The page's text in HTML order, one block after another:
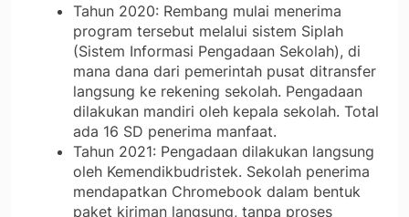
Tahun 2020: Rembang mulai menerima
program tersebut melalui sistem Siplah
(Sistem Informasi Pengadaan Sekolah), di
mana dana dari pemerintah pusat ditransfer
langsung ke rekening sekolah. Pengadaan
dilakukan mandiri oleh kepala sekolah. Total
ada 16 SD penerima manfaat.
Tahun 2021: Pengadaan dilakukan langsung
oleh Kemendikbudristek. Sekolah penerima
mendapatkan Chromebook dalam bentuk
paket kiriman langsung, tanpa proses